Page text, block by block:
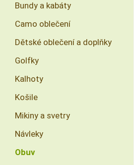
Bundy a kabáty
Camo oblečení
Dětské oblečení a doplňky
Golfky
Kalhoty
Košile
Mikiny a svetry
Návleky
Obuv